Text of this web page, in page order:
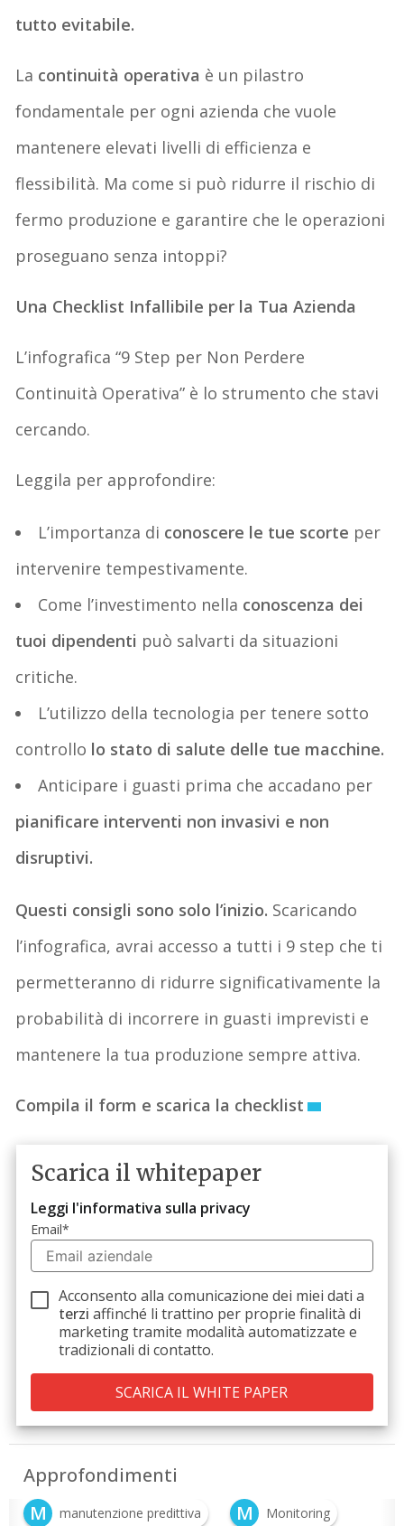
tutto evitabile.
La continuità operativa è un pilastro
fondamentale per ogni azienda che vuole
mantenere elevati livelli di efficienza e
flessibilità. Ma come si può ridurre il rischio di
fermo produzione e garantire che le operazioni
proseguano senza intoppi?
Una Checklist Infallibile per la Tua Azienda
L’infografica “9 Step per Non Perdere
Continuità Operativa” è lo strumento che stavi
cercando.
Leggila per approfondire:
L’importanza di conoscere le tue scorte per
intervenire tempestivamente.
Come l’investimento nella conoscenza dei
tuoi dipendenti può salvarti da situazioni
critiche.
L’utilizzo della tecnologia per tenere sotto
controllo lo stato di salute delle tue macchine.
Anticipare i guasti prima che accadano per
pianificare interventi non invasivi e non
disruptivi.
Questi consigli sono solo l’inizio. Scaricando
l’infografica, avrai accesso a tutti i 9 step che ti
permetteranno di ridurre significativamente la
probabilità di incorrere in guasti imprevisti e
mantenere la tua produzione sempre attiva.
Compila il form e scarica la checklist
Scarica il whitepaper
Leggi l'informativa sulla privacy
Email*
Acconsento alla comunicazione dei miei dati a
terzi affinché li trattino per proprie finalità di
marketing tramite modalità automatizzate e
tradizionali di contatto.
Approfondimenti
M
manutenzione predittiva M Monitoring